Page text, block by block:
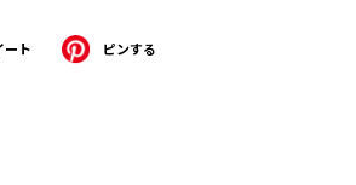
ート
稿する ピンする
Pinterestでピンする